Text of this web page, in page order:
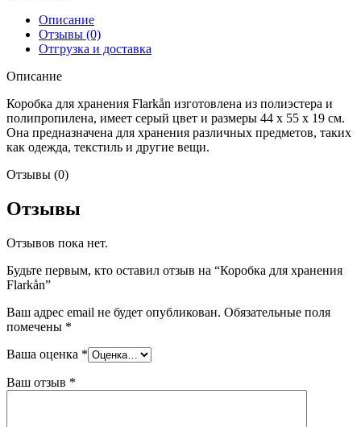
Описание
Отзывы (0)
Отгрузка и доставка
Описание
Коробка для хранения Flarkån изготовлена из полиэстера и
полипропилена, имеет серый цвет и размеры 44 x 55 x 19 см.
Она предназначена для хранения различных предметов, таких
как одежда, текстиль и другие вещи.
Отзывы (0)
Отзывы
Отзывов пока нет.
Будьте первым, кто оставил отзыв на “Коробка для хранения
Flarkån”
Ваш адрес email не будет опубликован. Обязательные поля
помечены *
Ваша оценка *
Ваш отзыв *